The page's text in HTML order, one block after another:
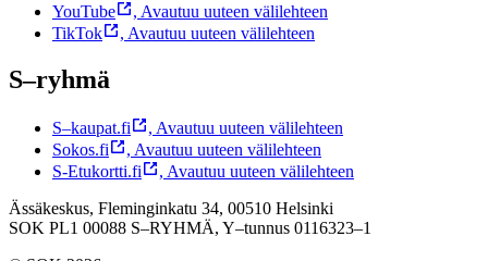
YouTube
, Avautuu uuteen välilehteen
TikTok
, Avautuu uuteen välilehteen
S–ryhmä
S–kaupat.fi , Avautuu uuteen välilehteen
Sokos.fi
, Avautuu uuteen välilehteen
S-Etukortti.fi
, Avautuu uuteen välilehteen
Ässäkeskus, Fleminginkatu 34, 00510 Helsinki
SOK PL1 00088 S–RYHMÄ, Y–tunnus 0116323–1